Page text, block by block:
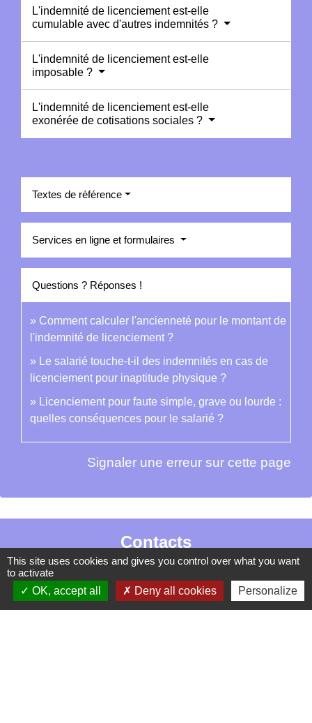
L'indemnité de licenciement est-elle
cumulable avec d'autres indemnités ?
L'indemnité de licenciement est-elle
imposable ?
L'indemnité de licenciement est-elle
exonérée de cotisations sociales ?
Textes de référence
Services en ligne et formulaires
Questions ? Réponses !
Comment calculer l'ancienneté pour le montant de
l'indemnité de licenciement ?
Le salarié touche-t-il des indemnités en cas de
licenciement pour inaptitude physique ?
Licenciement pour faute simple, grave ou lourde :
quelles conséquences pour le salarié ?
Signaler une erreur sur cette page
Contacts
La Garde-Adhémar
25, rue Pauline de Simiane
26700 La Garde-Adhémar - FRANCE
This site uses cookies and gives you control over what you want
to activate
OK, accept all
Deny all cookies Personalize